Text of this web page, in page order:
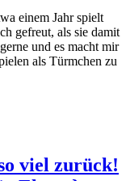
einem Jahr spielt
gefreut, als sie damit
und es macht mir
als Türmchen zu
viel zurück!